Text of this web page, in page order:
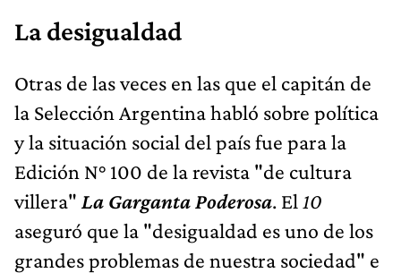
La desigualdad
Otras de las veces en las que el capitán de
la Selección Argentina habló sobre política
y la situación social del país fue para la
Edición N° 100 de la revista "de cultura
villera" La Garganta Poderosa. El 10
aseguró que la "desigualdad es uno de los
grandes problemas de nuestra sociedad" e